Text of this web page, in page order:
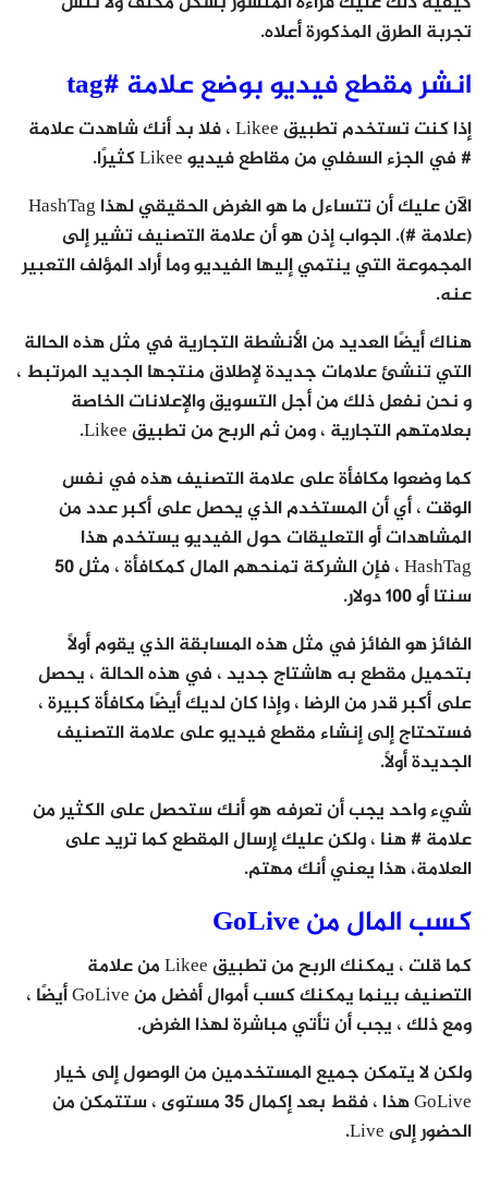
تجربة الطرق المذكورة أعلاه.
انشر مقطع فيديو بوضع علامة #tag
إذا كنت تستخدم تطبيق Likee ، فلا بد أنك شاهدت علامة
# في الجزء السفلي من مقاطع فيديو Likee كثيرًا.
الآن عليك أن تتساءل ما هو الغرض الحقيقي لهذا HashTag
(علامة #). الجواب إذن هو أن علامة التصنيف تشير إلى
المجموعة التي ينتمي إليها الفيديو وما أراد المؤلف التعبير
عنه.
هناك أيضًا العديد من الأنشطة التجارية في مثل هذه الحالة
التي تنشئ علامات جديدة لإطلاق منتجها الجديد المرتبط ،
و نحن نفعل ذلك من أجل التسويق والإعلانات الخاصة
بعلامتهم التجارية ، ومن ثم الربح من تطبيق Likee.
كما وضعوا مكافأة على علامة التصنيف هذه في نفس
الوقت ، أي أن المستخدم الذي يحصل على أكبر عدد من
المشاهدات أو التعليقات حول الفيديو يستخدم هذا
HashTag ، فإن الشركة تمنحهم المال كمكافأة ، مثل 50
سنتا أو 100 دولار.
الفائز هو الفائز في مثل هذه المسابقة الذي يقوم أولاً
بتحميل مقطع به هاشتاج جديد ، في هذه الحالة ، يحصل
على أكبر قدر من الرضا ، وإذا كان لديك أيضًا مكافأة كبيرة ،
فستحتاج إلى إنشاء مقطع فيديو على علامة التصنيف
الجديدة أولاً.
شيء واحد يجب أن تعرفه هو أنك ستحصل على الكثير من
علامة # هنا ، ولكن عليك إرسال المقطع كما تريد على
العلامة، هذا يعني أنك مهتم.
كسب المال من GoLive
كما قلت ، يمكنك الربح من تطبيق Likee من علامة
التصنيف بينما يمكنك كسب أموال أفضل من GoLive أيضًا ،
ومع ذلك ، يجب أن تأتي مباشرة لهذا الغرض.
ولكن لا يتمكن جميع المستخدمين من الوصول إلى خيار
GoLive هذا ، فقط بعد إكمال 35 مستوى ، ستتمكن من
الحضور إلى Live.